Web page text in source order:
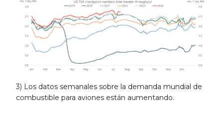
3) Los datos semanales sobre la demanda mundial de
combustible para aviones están aumentando.